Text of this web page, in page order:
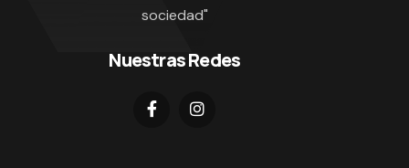
sociedad"
Nuestras Redes